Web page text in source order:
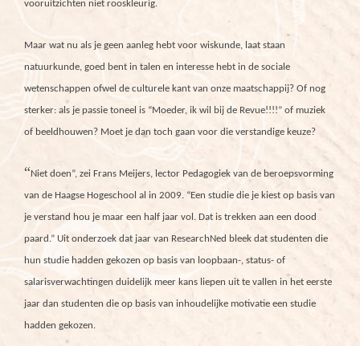
vooruitzichten niet rooskleurig.
Maar wat nu als je geen aanleg hebt voor wiskunde, laat staan
natuurkunde, goed bent in talen en interesse hebt in de sociale
wetenschappen ofwel de culturele kant van onze maatschappij? Of nog
sterker: als je passie toneel is “Moeder, ik wil bij de Revue!!!!” of muziek
of beeldhouwen? Moet je dan toch gaan voor die verstandige keuze?
“Niet doen”, zei Frans Meijers, lector Pedagogiek van de beroepsvorming
van de Haagse Hogeschool al in 2009. “Een studie die je kiest op basis van
je verstand hou je maar een half jaar vol. Dat is trekken aan een dood
paard.” Uit onderzoek dat jaar van ResearchNed bleek dat studenten die
hun studie hadden gekozen op basis van loopbaan-, status- of
salarisverwachtingen duidelijk meer kans liepen uit te vallen in het eerste
jaar dan studenten die op basis van inhoudelijke motivatie een studie
hadden gekozen.